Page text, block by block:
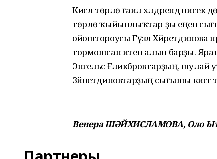
Кисәлә төрлө ғаилә хәлдәрендә нисек
төрлө ҡыйынлыҡтар-ҙы еңеп
ойоштороусы Гүзәл Хәйретдинова
тормошсан итеп алып барҙы.
Энгельс Ғәлиәкбәровтарҙың, шулай
Зәйнетдиновтарҙың сығышы кисәгә
Венера ШӘЙХИСЛАМОВА, Оло